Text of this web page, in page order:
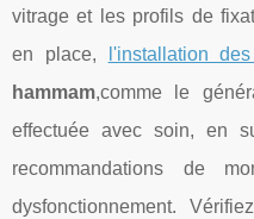
vitrage et les profils de
en place,
l'installation
hammam,comme le
effectuée avec soin, en
recommandations de
dysfonctionnement.